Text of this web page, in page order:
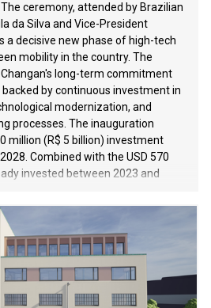
The ceremony, attended by Brazilian
da Silva and Vice-President
a decisive new phase of high-tech
mobility in the country. The
long-term commitment
by continuous investment in
modernization, and
processes. The inauguration
million (R$ 5 billion) investment
Combined with the USD 570
invested between 2023 and
bringing total annual capacity to
Brazil is